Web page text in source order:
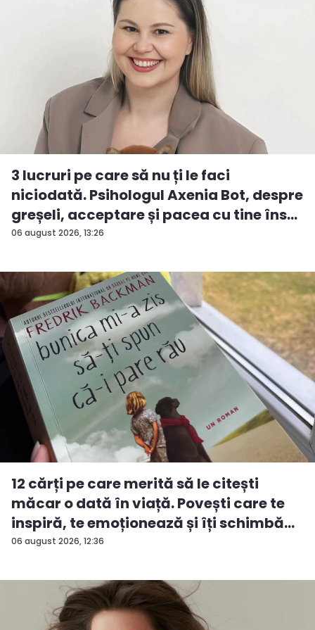
06 august 2026, 13:26
3 lucruri pe care să nu ți le faci
niciodată. Psihologul Axenia Bot, despre
greșeli, acceptare și pacea cu tine îns...
06 august 2026, 12:36
12 cărți pe care merită să le citești
măcar o dată în viață. Povești care te
inspiră, te emoționează și îți schimbă...